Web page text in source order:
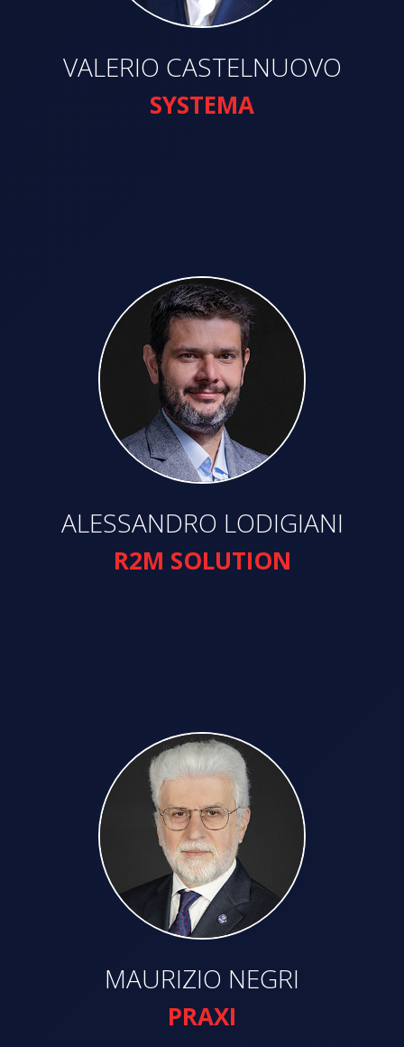
VALERIO CASTELNUOVO
SYSTEMA
ALESSANDRO LODIGIANI
R2M SOLUTION
MAURIZIO NEGRI
PRAXI